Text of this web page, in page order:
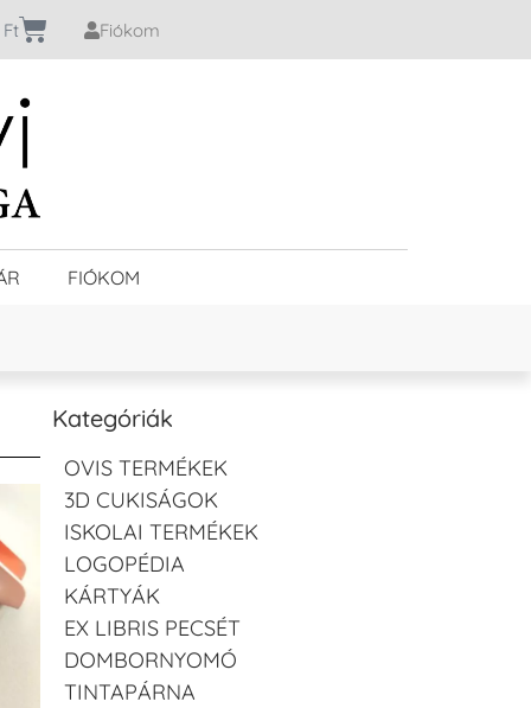
Ft Fiókom
FIÓKOM
Kategóriák
OVIS TERMÉKEK
3D CUKISÁGOK
ISKOLAI TERMÉKEK
LOGOPÉDIA
KÁRTYÁK
EX LIBRIS PECSÉT
DOMBORNYOMÓ
TINTAPÁRNA